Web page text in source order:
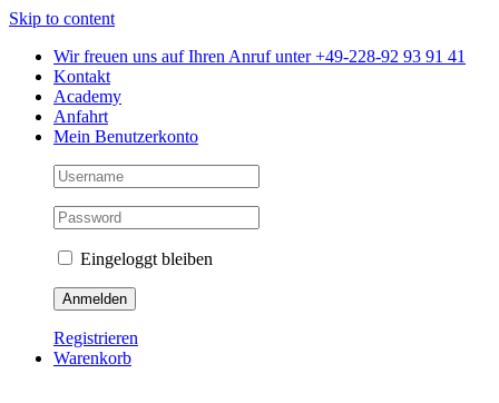
Skip to content
Wir freuen uns auf Ihren Anruf unter +49-228-92 93 91 41
Kontakt
Academy
Anfahrt
Mein Benutzerkonto
Eingeloggt bleiben
Registrieren
Warenkorb